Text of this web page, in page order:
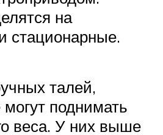
на
стационарные.
талей,
могут поднимать
веса. У них выше